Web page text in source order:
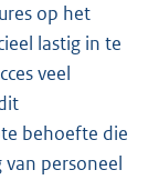
op het
lastig in te
veel
behoefte die
personeel